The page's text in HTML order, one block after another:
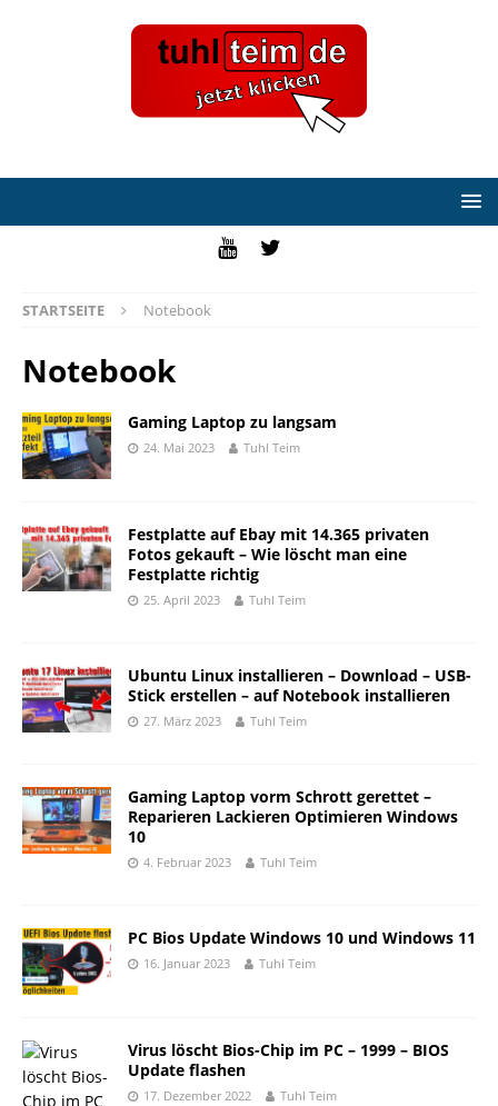
STARTSEITE Notebook
Notebook
Gaming Laptop zu langsam
24. Mai 2023 Tuhl Teim
Festplatte auf Ebay mit 14.365 privaten
Fotos gekauft – Wie löscht man eine
Festplatte richtig
25. April 2023 Tuhl Teim
Ubuntu Linux installieren – Download – USB-
Stick erstellen – auf Notebook installieren
27. März 2023 Tuhl Teim
Gaming Laptop vorm Schrott gerettet –
Reparieren Lackieren Optimieren Windows
10
4. Februar 2023 Tuhl Teim
PC Bios Update Windows 10 und Windows 11
16. Januar 2023 Tuhl Teim
Virus löscht Bios-Chip im PC – 1999 – BIOS
Update flashen
17. Dezember 2022 Tuhl Teim